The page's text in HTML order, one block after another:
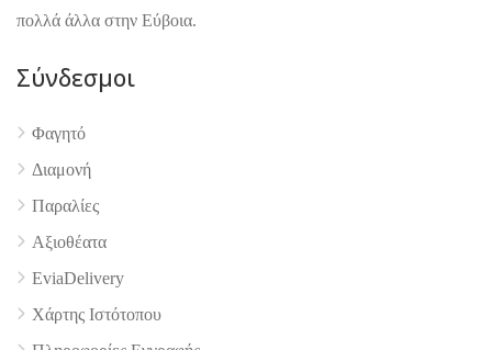
4.9
πολλά άλλα στην Εύβοια.
Σύνδεσμοι
Φαγητό
Διαμονή
Παραλίες
Αξιοθέατα
EviaDelivery
Χάρτης Ιστότοπου